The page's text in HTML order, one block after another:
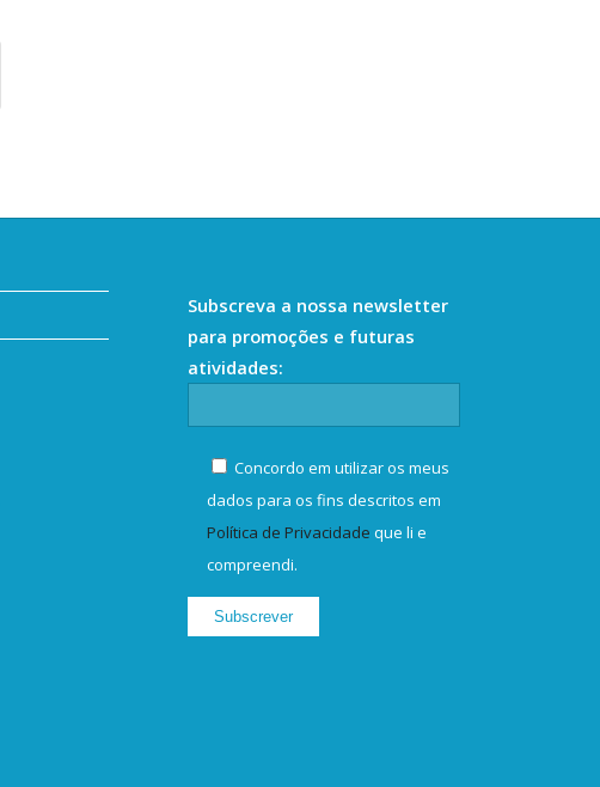
Subscreva a nossa newsletter
para promoções e futuras
atividades:
Concordo em utilizar os meus
dados para os fins descritos em
Política de Privacidade que li e
compreendi.